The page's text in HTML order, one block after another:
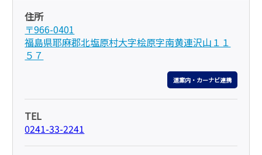
住所
〒966-0401
福島県耶麻郡北塩原村大字桧原字南黄連沢山１１
５７
道案内・カーナビ連携
TEL
0241-33-2241